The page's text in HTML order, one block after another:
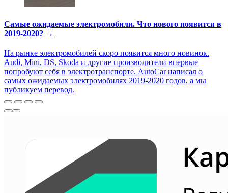
Самые ожидаемые электромобили. Что нового появится в
2019-2020? →
На рынке электромобилей скоро появится много новинок.
Audi, Mini, DS, Skoda и другие производители впервые
попробуют себя в электротранспорте. AutoCar написал о
самых ожидаемых электромобилях 2019-2020 годов, а мы
публикуем перевод.